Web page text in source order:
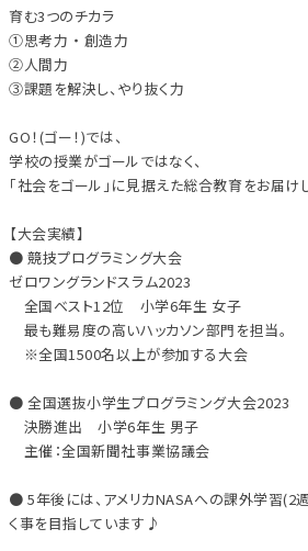
育む3つのチカラ
①思考力 ・ 創造力
②人間力
③課題を解決し、やり抜く力
GO！(ゴー！)では、
学校の授業がゴールではなく、
「社会をゴール」に見据えた総合教育をお届けし
【大会実績】
● 競技プログラミング大会
ゼロワングランドスラム2023
全国ベスト12位 小学6年生 女子
最も難易度の高いハッカソン部門を担当。
※全国1500名以上が参加する大会
● 全国選抜小学生プログラミング大会2023
決勝進出 小学6年生 男子
主催：全国新聞社事業協議会
● 5年後には、アメリカNASAへの課外学習(2
く事を目指しています♪